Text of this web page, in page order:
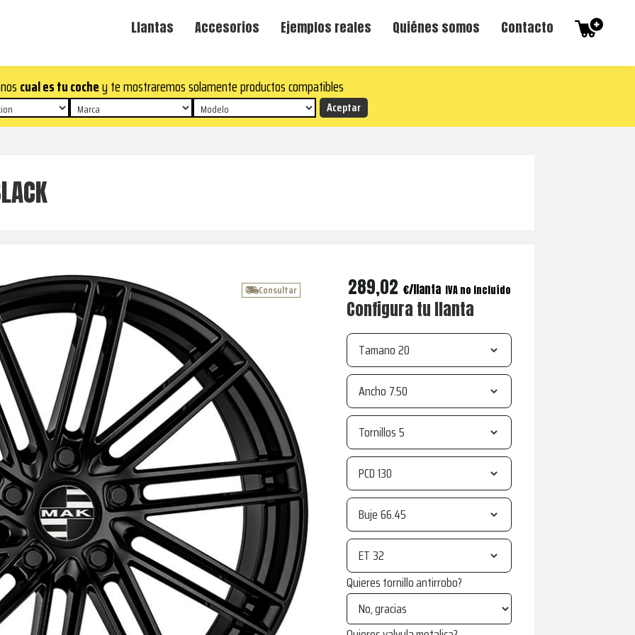
Llantas Accesorios Ejemplos reales Quiénes somos Contacto
cual es tu cochey te mostraremos solamente productos compatibles
Consultar 289,02 € IVA no incluído
Configura tu llanta
Tamano
Ancho
Tornillos
PCD
Buje
ET
Quieres tornillo antirrobo?